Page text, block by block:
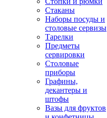
Стаканы
Наборы посуды и
столовые сервизы
Тарелки
Предметы
сервировки
Столовые
приборы
Графины,
декантеры и
штофы
Вазы для фруктов